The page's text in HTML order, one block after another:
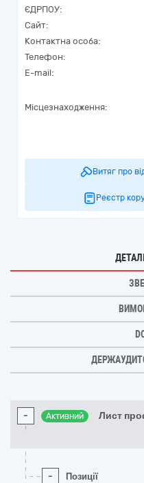
ЄДРПОУ:
Сайт:
Контактна особа:
Телефон:
E-mail:
Місцезнаходження:
Витяг про
Реєстр
- Активний Лист
- Позиції